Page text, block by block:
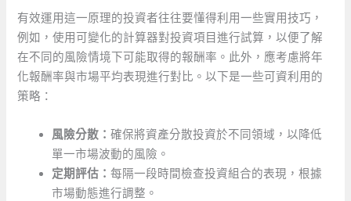
有效運用這一原理的投資者往往要懂得利用一些實用技巧，
例如，使用可變化的計算器對投資項目進行試算，以便了解
在不同的風險情境下可能取得的報酬率。此外，應考慮將年
化報酬率與市場平均表現進行對比。以下是一些可資利用的
策略：
風險分散：確保將資產分散投資於不同領域，以降低
單一市場波動的風險。
定期評估：每隔一段時間檢查投資組合的表現，根據
市場動態進行調整。